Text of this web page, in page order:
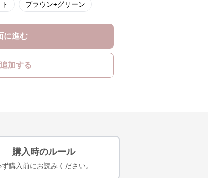
ブラウン+グリーン
に進む
加する
購入時のルール
ず購入前にお読みください。